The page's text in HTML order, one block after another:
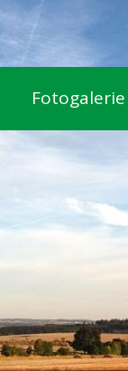
Fotogalerie